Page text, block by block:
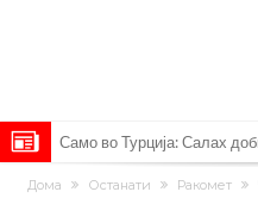
Само во Турција: Салах
го остави без зборови
Зборови кои сите ги чекаа,
Дома Останати Ракомет